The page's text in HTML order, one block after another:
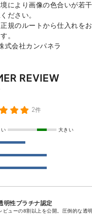
により画像の色合いが若
ださい。
規のルートから仕入れを
。
式会社カンパネラ
2件
い 大きい
明性プラチナ認定
ビューの8割以上を公開。圧倒的な透